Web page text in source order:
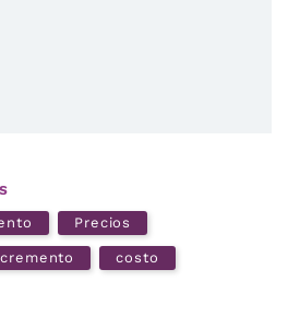
Precios
costo